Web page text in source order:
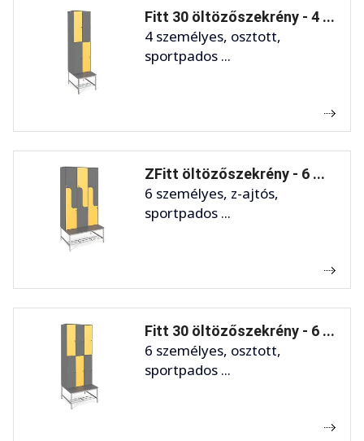
Fitt 30 öltözőszekrény - 4 ...
4 személyes, osztott,
sportpados ...
ZFitt öltözőszekrény - 6 ...
6 személyes, z-ajtós,
sportpados ...
Fitt 30 öltözőszekrény - 6 ...
6 személyes, osztott,
sportpados ...